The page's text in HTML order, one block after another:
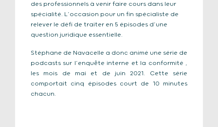
des professionnels à venir faire cours dans leur
spécialité. L’occasion pour un fin spécialiste de
relever le défi de traiter en 5 épisodes d’une
question juridique essentielle.
Stéphane de Navacelle a donc animé une série de
podcasts sur l’enquête interne et la conformité ,
les mois de mai et de juin 2021. Cette série
comportait cinq épisodes court de 10 minutes
chacun.